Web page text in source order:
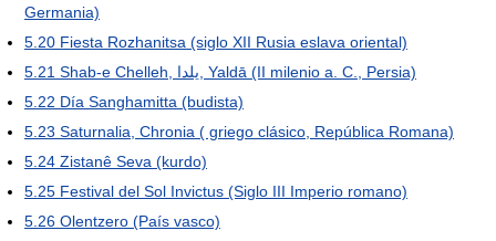
Germania)
5.20 Fiesta Rozhanitsa (siglo XII Rusia eslava oriental)
5.21
Shab-e Chelleh, یلدا, Yaldā (II milenio a. C., Persia)
5.22 Día Sanghamitta (budista)
5.23 Saturnalia, Chronia ( griego clásico, República Romana)
5.24 Zistanê Seva (kurdo)
5.25 Festival del Sol Invictus (Siglo III Imperio romano)
5.26 Olentzero (País vasco)